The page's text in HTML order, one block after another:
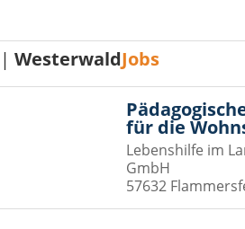
|WesterwaldJobs
für die
Lebenshilfe im
GmbH
57632